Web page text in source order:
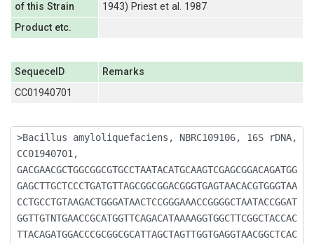
of this Strain
1943) Priest et al. 1987
Product etc.
SequeceID
Remarks
CC01940701